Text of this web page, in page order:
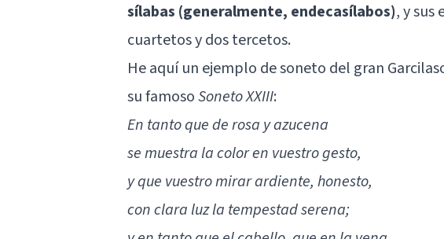
sílabas (generalmente, endecasílabos), y sus
cuartetos y dos tercetos.
He aquí un ejemplo de soneto del gran
su famosoSoneto XXIII:
En tanto que de rosa y azucena
se muestra la color en vuestro gesto,
y que vuestro mirar ardiente, honesto,
con clara luz la tempestad serena;